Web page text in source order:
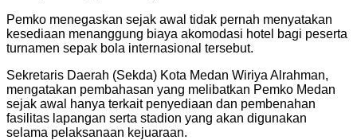
Pemko menegaskan sejak awal tidak pernah menyatakan
kesediaan menanggung biaya akomodasi hotel bagi peserta
turnamen sepak bola internasional tersebut.
Sekretaris Daerah (Sekda) Kota Medan Wiriya Alrahman,
mengatakan pembahasan yang melibatkan Pemko Medan
sejak awal hanya terkait penyediaan dan pembenahan
fasilitas lapangan serta stadion yang akan digunakan
selama pelaksanaan kejuaraan.